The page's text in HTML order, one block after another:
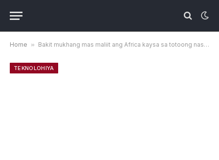
Home » Bakit mukhang mas maliit ang Africa kaysa sa totoong nasa Google Maps
TEKNOLOHIYA